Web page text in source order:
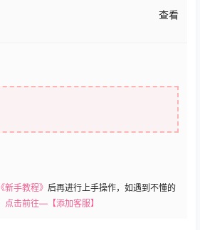
查看
《新手教程》 后再进行上手操作，如遇到不懂的
点击前往—【添加客服】